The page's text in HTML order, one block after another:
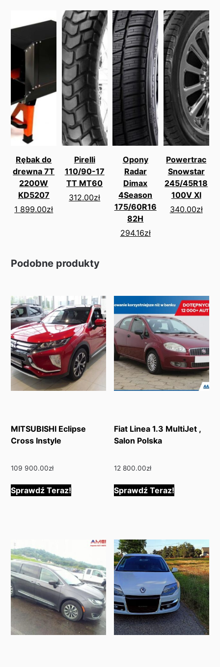
Rębak do
drewna 7T
2200W
KD5207
1 899.00zł
Pirelli
110/90-17
TT MT60
312.00zł
Opony
Radar
Dimax
4Season
175/60R16
82H
294.16zł
Powertrac
Snowstar
245/45R18
100V Xl
340.00zł
Podobne produkty
MITSUBISHI Eclipse
Cross Instyle
109 900.00zł
Sprawdź Teraz!
Fiat Linea 1.3 MultiJet ,
Salon Polska
12 800.00zł
Sprawdź Teraz!